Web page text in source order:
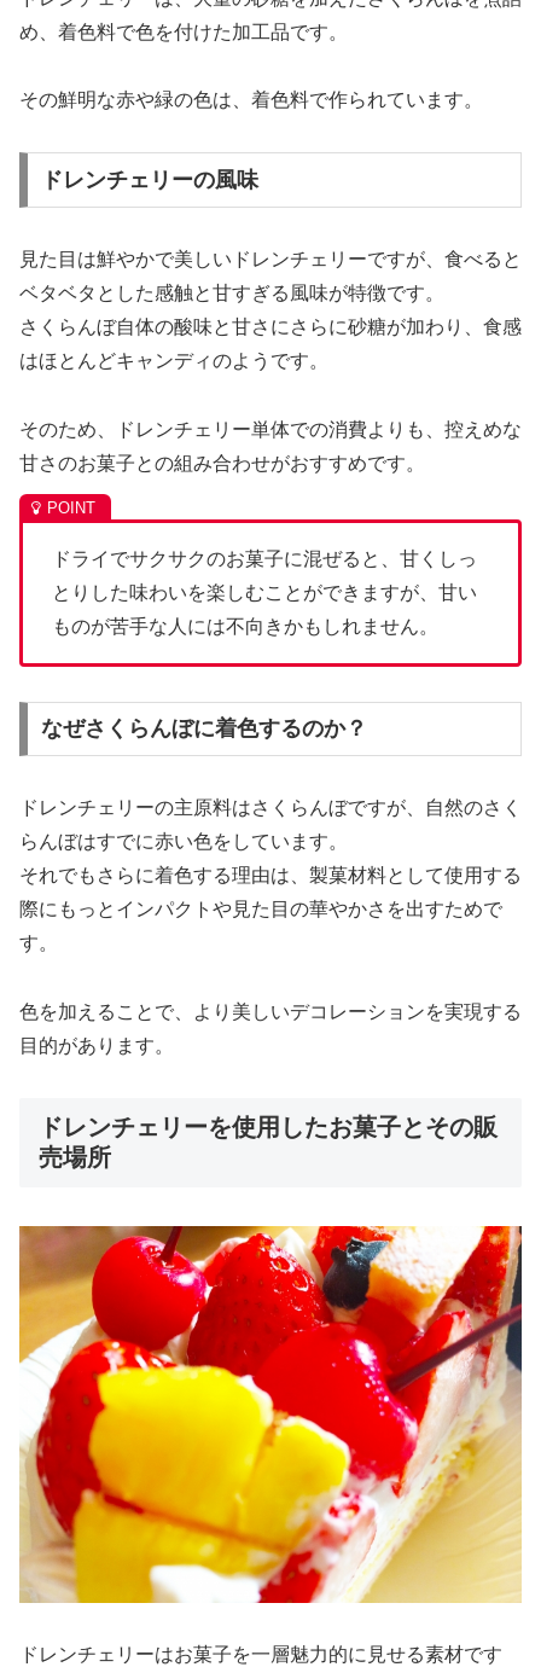
め、着色料で色を付けた加工品です。
その鮮明な赤や緑の色は、着色料で作られています。
ドレンチェリーの風味
見た目は鮮やかで美しいドレンチェリーですが、食べると
ベタベタとした感触と甘すぎる風味が特徴です。
さくらんぼ自体の酸味と甘さにさらに砂糖が加わり、食感
はほとんどキャンディのようです。
そのため、ドレンチェリー単体での消費よりも、控えめな
甘さのお菓子との組み合わせがおすすめです。
ドライでサクサクのお菓子に混ぜると、甘くしっ
とりした味わいを楽しむことができますが、甘い
ものが苦手な人には不向きかもしれません。
なぜさくらんぼに着色するのか？
ドレンチェリーの主原料はさくらんぼですが、自然のさく
らんぼはすでに赤い色をしています。
それでもさらに着色する理由は、製菓材料として使用する
際にもっとインパクトや見た目の華やかさを出すためで
す。
色を加えることで、より美しいデコレーションを実現する
目的があります。
ドレンチェリーを使用したお菓子とその販
売場所
ドレンチェリーはお菓子を一層魅力的に見せる素材です